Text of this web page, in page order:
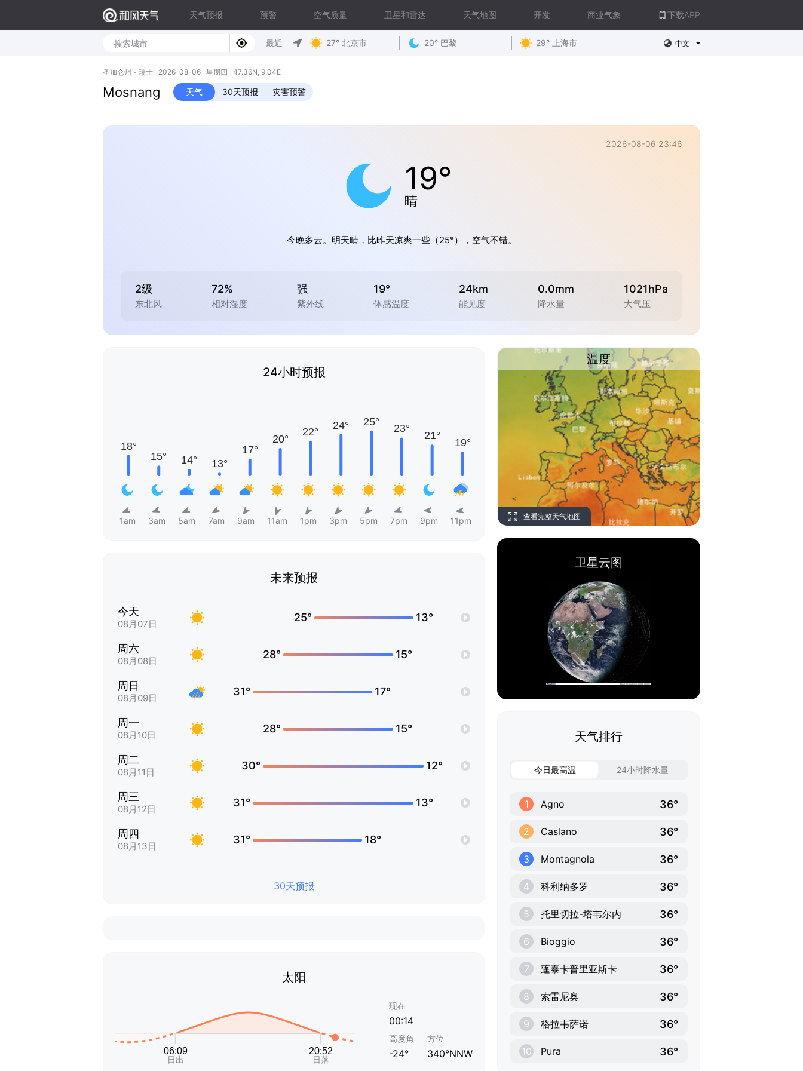
天气预报 预警 空气质量 卫星和雷达 天气地图 开发 商业气象 下载APP
最近 27° 北京市 20° 巴黎 29° 上海市 中文
圣加仑州 - 瑞士 2026-08-06 星期四 47.36N, 9.04E
Mosnang 天气 30天预报 灾害预警
2026-08-06 23:46
19°
晴
今晚多云。明天晴，比昨天凉爽一些（25°），空气不错。
2级
东北风
72%
相对湿度
强
紫外线
19°
体感温度
24km
能见度
0.0mm
降水量
1021hPa
大气压
24小时预报
1am 3am 5am 7am 9am 11am 1pm 3pm 5pm 7pm 9pm 11pm
未来预报
今天
08月07日
25° 13°
周六
08月08日
28° 15°
周日
08月09日
31° 17°
周一
08月10日
28° 15°
周二
08月11日
30° 12°
周三
08月12日
31° 13°
周四
08月13日
31° 18°
30天预报
太阳
现在
00:14
高度角
-24°
方位
340°NNW
温度
查看完整天气地图
卫星云图
天气排行
今日最高温 24小时降水量
1 Agno 36°
2 Caslano 36°
3 Montagnola 36°
4 科利纳多罗 36°
5 托里切拉-塔韦尔内 36°
6 Bioggio 36°
7 蓬泰卡普里亚斯卡 36°
8 索雷尼奥 36°
9 格拉韦萨诺 36°
10 Pura 36°